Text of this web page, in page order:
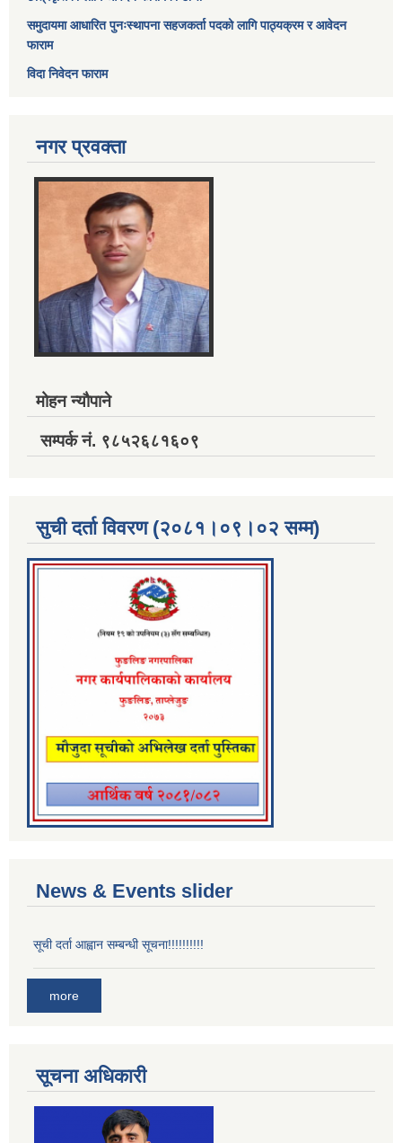
समुदायमा आधारित पुनःस्थापना सहजकर्ता पदको लागि पाठ्यक्रम र आवेदन
फाराम
विदा निवेदन फाराम
नगर प्रवक्ता
मोहन न्यौपाने
सम्पर्क नं. ९८५२६८१६०९
सुची दर्ता विवरण (२०८१।०९।०२ सम्म)
News & Events slider
सूची दर्ता आह्वान सम्बन्धी सूचना!!!!!!!!!!
more
सूचना अधिकारी